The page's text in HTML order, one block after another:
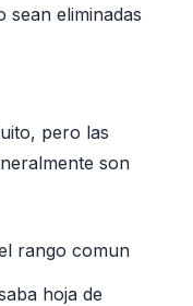
sean eliminadas
pero las
son
rango comun
hoja de